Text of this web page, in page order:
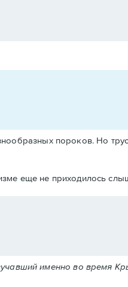
пороков. Но
еще не приходилось
именно во время